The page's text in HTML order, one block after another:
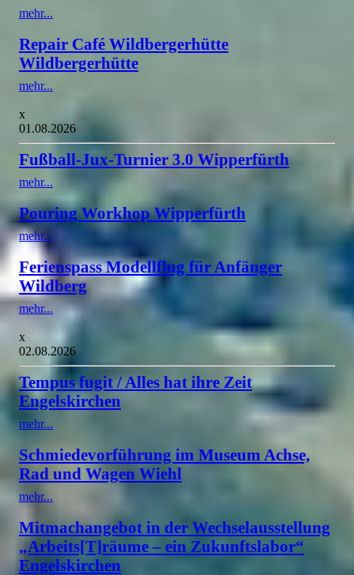
mehr...
Repair Café Wildbergerhütte
Wildbergerhütte
mehr...
x
01.08.2026
Fußball-Jux-Turnier 3.0 Wipperfürth
mehr...
Pouring Workhop Wipperfürth
mehr...
Ferienspass Modellflug für Anfänger
Wildberg
mehr...
x
02.08.2026
Tempus fugit / Alles hat ihre Zeit
Engelskirchen
mehr...
Schmiedevorführung im Museum Achse,
Rad und Wagen Wiehl
mehr...
Mitmachangebot in der Wechselausstellung
„Arbeits[T]räume – ein Zukunftslabor“
Engelskirchen